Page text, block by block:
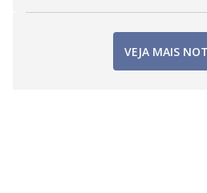
VEJA MAIS